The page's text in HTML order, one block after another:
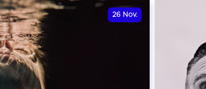
RÉSERVER
26 Nov.